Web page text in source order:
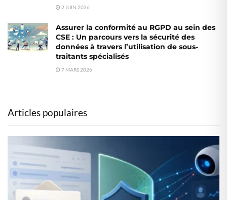
2 JUIN 2026
Assurer la conformité au RGPD au sein des
CSE : Un parcours vers la sécurité des
données à travers l’utilisation de sous-
traitants spécialisés
7 MARS 2026
Articles populaires